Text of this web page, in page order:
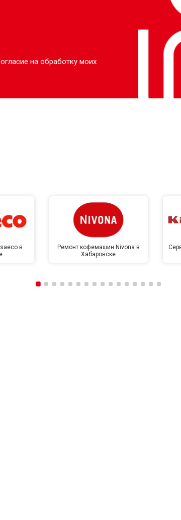
на обработку моих
в
Ремонт кофемашин Nivona в
Хабаровске